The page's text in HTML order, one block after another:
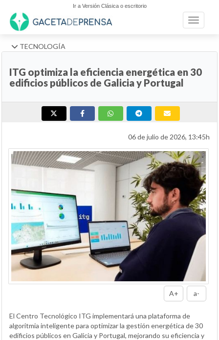
Ir a Versión Clásica o escritorio
Toggle
TECNOLOGÍA
ITG optimiza la eficiencia energética en 30
edificios públicos de Galicia y Portugal
06 de julio de 2026, 13:45h
A+ a-
El Centro Tecnológico ITG implementará una plataforma de
algoritmia inteligente para optimizar la gestión energética de 30
edificios públicos en Galicia y Portugal, mejorando su eficiencia y